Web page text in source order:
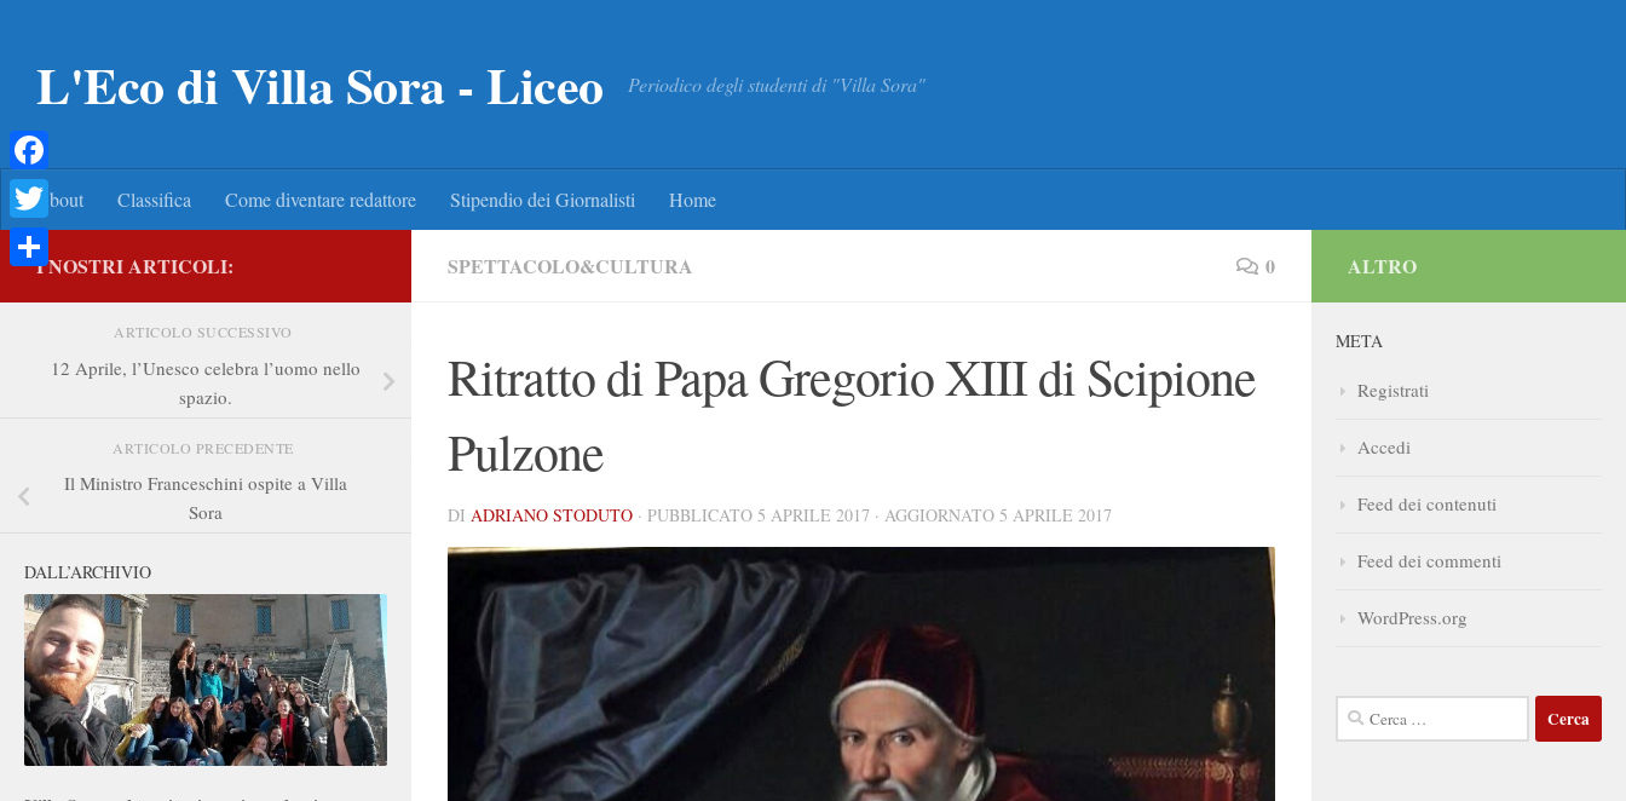
L'Eco di Villa Sora - Liceo Periodico degli studenti di "Villa Sora"
About Classifica Come diventare redattore Stipendio dei Giornalisti Home
SPETTACOLO&CULTURA 0
Ritratto di Papa Gregorio XIII di Scipione
Pulzone
DI ADRIANO STODUTO · PUBBLICATO 5 APRILE 2017 · AGGIORNATO 5 APRILE 2017
I NOSTRI ARTICOLI:
ARTICOLO SUCCESSIVO
12 Aprile, l’Unesco celebra l’uomo nello
spazio.
ARTICOLO PRECEDENTE
Il Ministro Franceschini ospite a Villa
Sora
DALL’ARCHIVIO
ALTRO
META
Registrati
Accedi
Feed dei contenuti
Feed dei commenti
WordPress.org
Ricerca
per:
Facebook
Twitter